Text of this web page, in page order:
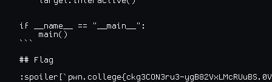
if __name__ == "__main__":
    main()
```
## Flag
:spoiler[`pwn.college{ckg3CON3ru3-